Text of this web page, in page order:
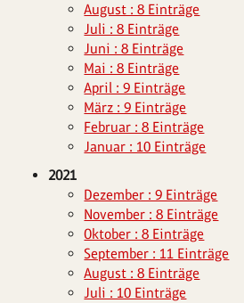
August : 8 Einträge
Juli : 8 Einträge
Juni : 8 Einträge
Mai : 8 Einträge
April : 9 Einträge
März : 9 Einträge
Februar : 8 Einträge
Januar : 10 Einträge
2021
Dezember : 9 Einträge
November : 8 Einträge
Oktober : 8 Einträge
September : 11 Einträge
August : 8 Einträge
Juli : 10 Einträge